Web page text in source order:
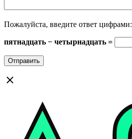
Пожалуйста, введите ответ цифрами:
пятнадцать − четырнадцать =